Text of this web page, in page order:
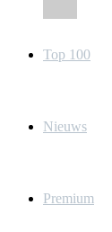
Top 100
Nieuws
Premium